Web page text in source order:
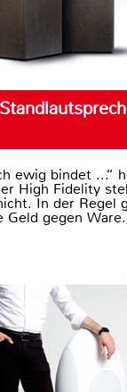
ewig bindet ...“
High Fidelity
In der Regel
Geld gegen Ware.